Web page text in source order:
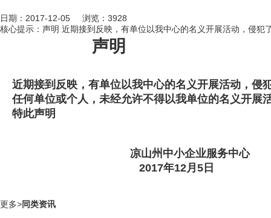
日期：2017-12-05 浏览： 3928
核心提示：声明 近期接到反映，有单位以我中心的名义开展活动，侵
声明
近期接到反映，有单位以我中心的名义开展活动，侵
任何单位或个人，未经允许不得以我单位的名义开展
特此声明
凉山州中小企业服务中心
2017年12月5日
更多>同类资讯